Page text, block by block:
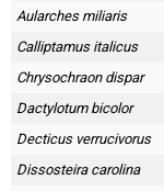
Aularches miliaris
Calliptamus italicus
Chrysochraon dispar
Dactylotum bicolor
Decticus verrucivorus
Dissosteira carolina
Terms of Service